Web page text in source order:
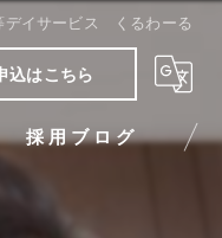
デイサービス くるわーる
込はこちら
採用ブログ